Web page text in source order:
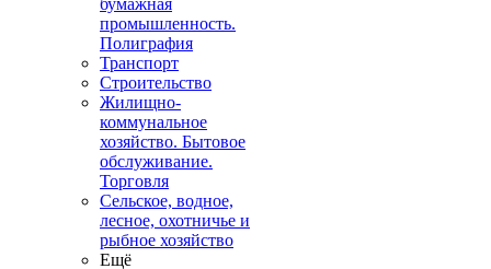
бумажная
промышленность.
Полиграфия
Транспорт
Строительство
Жилищно-
коммунальное
хозяйство. Бытовое
обслуживание.
Торговля
Сельское, водное,
лесное, охотничье и
рыбное хозяйство
Ещё